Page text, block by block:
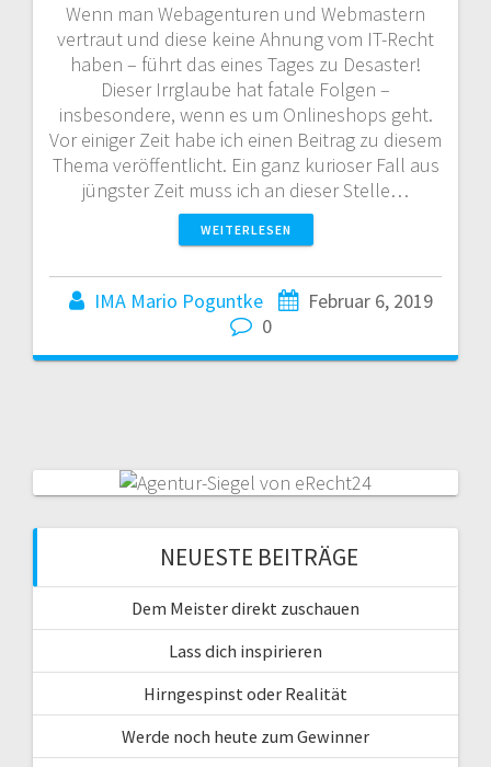
Wenn man Webagenturen und Webmastern
vertraut und diese keine Ahnung vom IT-Recht
haben – führt das eines Tages zu Desaster!
Dieser Irrglaube hat fatale Folgen –
insbesondere, wenn es um Onlineshops geht.
Vor einiger Zeit habe ich einen Beitrag zu diesem
Thema veröffentlicht. Ein ganz kurioser Fall aus
jüngster Zeit muss ich an dieser Stelle…
WEITERLESEN
IMA Mario Poguntke
Februar 6, 2019
0
NEUESTE BEITRÄGE
Dem Meister direkt zuschauen
Lass dich inspirieren
Hirngespinst oder Realität
Werde noch heute zum Gewinner